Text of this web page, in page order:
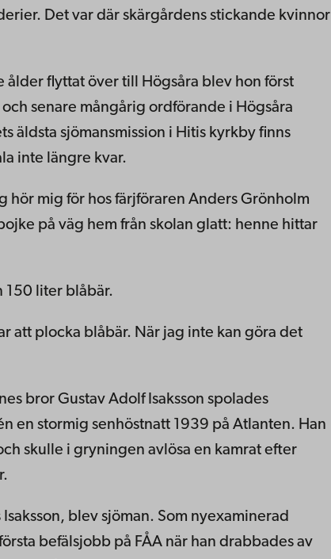
Det var där skärgårdens stickande kvinnor
ålder flyttat över till Högsåra blev hon först
senare mångårig ordförande i Högsåra
äldsta sjömansmission i Hitis kyrkby finns
inte längre kvar.
hör mig för hos färjföraren Anders Grönholm
på väg hem från skolan glatt: henne hittar
150 liter blåbär.
att plocka blåbär. När jag inte kan göra det
bror Gustav Adolf Isaksson spolades
en stormig senhöstnatt 1939 på Atlanten. Han
skulle i gryningen avlösa en kamrat efter
blev sjöman. Som nyexaminerad
befälsjobb på FÅA när han drabbades av